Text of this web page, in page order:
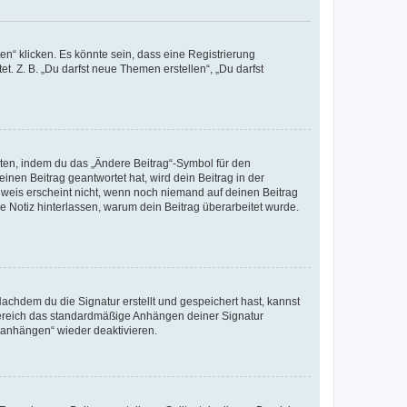
klicken. Es könnte sein, dass eine Registrierung
B. „Du darfst neue Themen erstellen“, „Du darfst
indem du das „Ändere Beitrag“-Symbol für den
Beitrag geantwortet hat, wird dein Beitrag in der
erscheint nicht, wenn noch niemand auf deinen Beitrag
hinterlassen, warum dein Beitrag überarbeitet wurde.
du die Signatur erstellt und gespeichert hast, kannst
das standardmäßige Anhängen deiner Signatur
wieder deaktivieren.